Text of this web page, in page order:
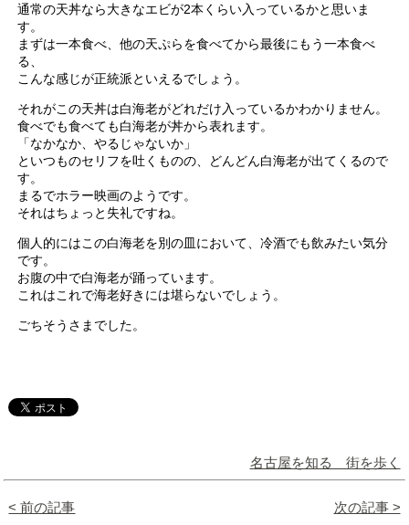
通常の天丼なら大きなエビが2本くらい入っているかと思いま
す。
まずは一本食べ、他の天ぷらを食べてから最後にもう一本食べ
る、
こんな感じが正統派といえるでしょう。
それがこの天丼は白海老がどれだけ入っているかわかりません。
食べでも食べても白海老が丼から表れます。
「なかなか、やるじゃないか」
といつものセリフを吐くものの、どんどん白海老が出てくるので
す。
まるでホラー映画のようです。
それはちょっと失礼ですね。
個人的にはこの白海老を別の皿において、冷酒でも飲みたい気分
です。
お腹の中で白海老が踊っています。
これはこれで海老好きには堪らないでしょう。
ごちそうさまでした。
名古屋を知る 街を歩く
< 前の記事 次の記事 >